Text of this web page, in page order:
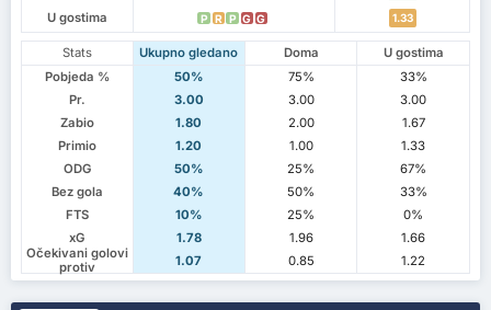
U gostima P R P G G 1.33
Stats Ukupno gledano Doma
U gostima
Pobjeda %
50% 75%
33%
Pr.
3.00 3.00
3.00
Zabio
1.80 2.00
1.67
Primio
1.20 1.00
1.33
ODG
50% 25%
67%
Bez gola
40% 50%
33%
FTS
10% 25%
0%
xG
1.78 1.96
1.66
Očekivani golovi
protiv
1.07 0.85 1.22